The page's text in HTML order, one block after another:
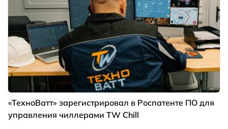
«ТехноВатт» зарегистрировал в Роспатенте ПО для
управления чиллерами TW Chill